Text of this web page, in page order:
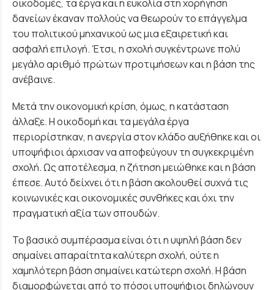
οικοδομές, τα έργα και η ευκολία στη χορήγηση
δανείων έκαναν πολλούς να θεωρούν το επάγγελμα
του πολιτικού μηχανικού ως μια εξαιρετική και
ασφαλή επιλογή. Έτσι, η σχολή συγκέντρωνε πολύ
μεγάλο αριθμό πρώτων προτιμήσεων και η βάση της
ανέβαινε.
Μετά την οικονομική κρίση, όμως, η κατάσταση
άλλαξε. Η οικοδομή και τα μεγάλα έργα
περιορίστηκαν, η ανεργία στον κλάδο αυξήθηκε και οι
υποψήφιοι άρχισαν να αποφεύγουν τη συγκεκριμένη
σχολή. Ως αποτέλεσμα, η ζήτηση μειώθηκε και η βάση
έπεσε. Αυτό δείχνει ότι η βάση ακολουθεί συχνά τις
κοινωνικές και οικονομικές συνθήκες και όχι την
πραγματική αξία των σπουδών.
Το βασικό συμπέρασμα είναι ότι η υψηλή βάση δεν
σημαίνει απαραίτητα καλύτερη σχολή, ούτε η
χαμηλότερη βάση σημαίνει κατώτερη σχολή. Η βάση
διαμορφώνεται από το πόσοι υποψήφιοι δηλώνουν